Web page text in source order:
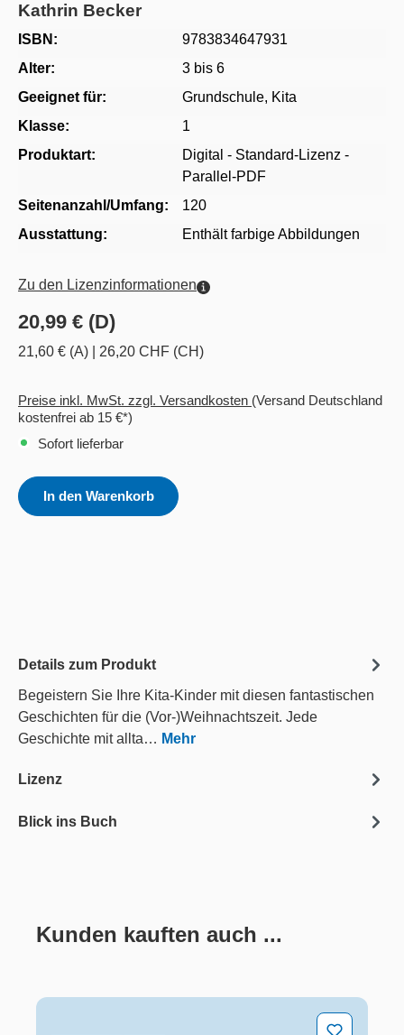
Kathrin Becker
ISBN:
9783834647931
Alter:
3 bis 6
Geeignet für:
Grundschule, Kita
Klasse:
1
Produktart:
Digital - Standard-Lizenz -
Parallel-PDF
Seitenanzahl/Umfang:
120
Ausstattung:
Enthält farbige Abbildungen
Zu den Lizenzinformationen
20,99 € (D)
21,60 € (A) 26,20 CHF (CH)
Preise inkl. MwSt. zzgl. Versandkosten (Versand Deutschland
kostenfrei ab 15 €*)
Sofort lieferbar
In den Warenkorb
Details zum Produkt
Begeistern Sie Ihre Kita-Kinder mit diesen fantastischen
Geschichten für die (Vor-)Weihnachtszeit. Jede
Geschichte mit allta… Mehr
Lizenz
Blick ins Buch
Produktgalerie überspringen
Kunden kauften auch ...